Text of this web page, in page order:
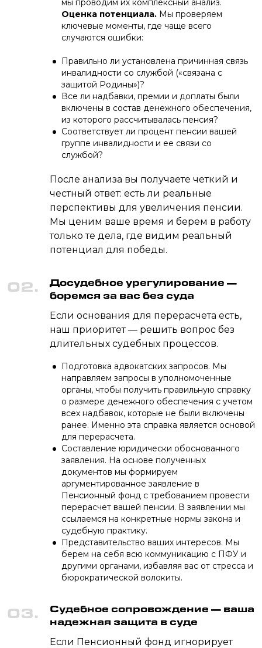
мы проводим их комплексный анализ.
Оценка потенциала. Мы проверяем
ключевые моменты, где чаще всего
случаются ошибки:
Правильно ли установлена причинная связь
инвалидности со службой («связана с
защитой Родины»)?
Все ли надбавки, премии и доплаты были
включены в состав денежного обеспечения,
из которого рассчитывалась пенсия?
Соответствует ли процент пенсии вашей
группе инвалидности и ее связи со
службой?
После анализа вы получаете четкий и
честный ответ: есть ли реальные
перспективы для увеличения пенсии.
Мы ценим ваше время и берем в работу
только те дела, где видим реальный
потенциал для победы.
02.
Досудебное урегулирование —
боремся за вас без суда
Если основания для перерасчета есть,
наш приоритет — решить вопрос без
длительных судебных процессов.
Подготовка адвокатских запросов. Мы
направляем запросы в уполномоченные
органы, чтобы получить правильную справку
о размере денежного обеспечения с учетом
всех надбавок, которые не были включены
ранее. Именно эта справка является основой
для перерасчета.
Составление юридически обоснованного
заявления. На основе полученных
документов мы формируем
аргументированное заявление в
Пенсионный фонд с требованием провести
перерасчет вашей пенсии. В заявлении мы
ссылаемся на конкретные нормы закона и
судебную практику.
Представительство ваших интересов. Мы
берем на себя всю коммуникацию с ПФУ и
другими органами, избавляя вас от стресса и
бюрократической волокиты.
03.
Судебное сопровождение — ваша
надежная защита в суде
Если Пенсионный фонд игнорирует